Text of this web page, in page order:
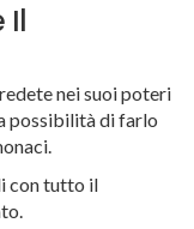
Il
nei suoi poteri
possibilità di farlo
con tutto il